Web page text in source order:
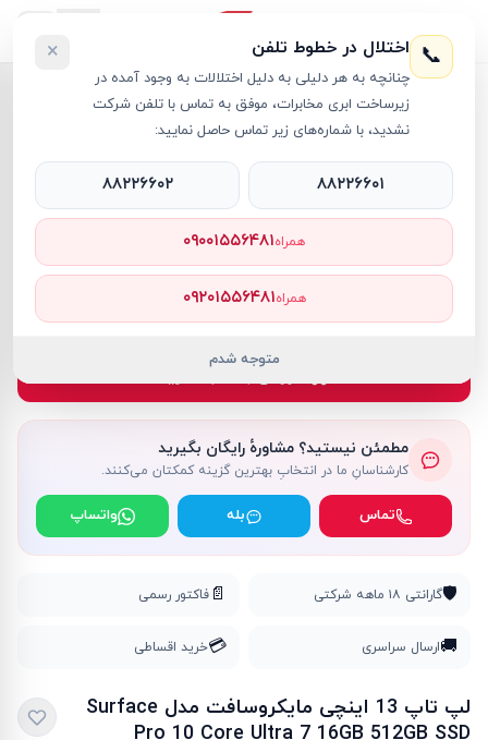
سرفیس پرو›
سرفیس پرو RT25317
مطمئن نیستید؟ مشاورهٔ رایگان بگیرید
کارشناسانِ ما در انتخابِ بهترین گزینه کمکتان می‌کنند.
تماس بله واتساپ
🛡️گارانتی ۱۸ ماهه شرکتی 📄 فاکتور رسمی
🚚ارسال سراسری 💳خرید اقساطی
لپ تاپ 13 اینچی مایکروسافت مدل Surface
Pro 10 Core Ultra 7 16GB 512GB SSD
📞 اختلال در خطوط تلفن
چنانچه به هر دلیلی به دلیل اختلالات به وجود آمده در
زیرساخت ابری مخابرات، موفق به تماس با تلفن شرکت
نشدید، با شماره‌های زیر تماس حاصل نمایید:
×
۸۸۲۲۶۶۰۱ ۸۸۲۲۶۶۰۲
همراه۰۹۰۰۱۵۵۶۴۸۱
همراه۰۹۲۰۱۵۵۶۴۸۱
متوجه شدم